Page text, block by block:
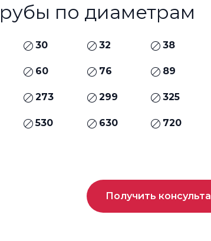
по диаметрам
30 32 38
60 76 89
273 299 325
530 630 720
Получить